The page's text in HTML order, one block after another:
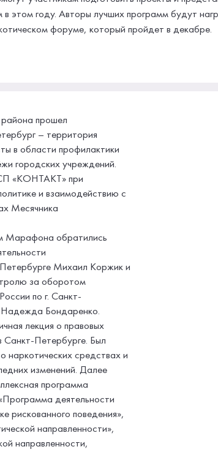
в этом году. Авторы лучших программ будут
форуме, который пройдет в декабре.
прошел
– территория
в области профилактики
городских учреждений.
«КОНТАКТ» при
и взаимодействию с
Месячника
Марафона обратились
Михаил Коржик и
за оборотом
по г. Санкт-
Надежда Бондаренко.
лекция о правовых
Санкт-Петербурге. Был
наркотических средствах и
изменений. Далее
программа
деятельности
рискованного поведения»,
направленности»,
направленности,